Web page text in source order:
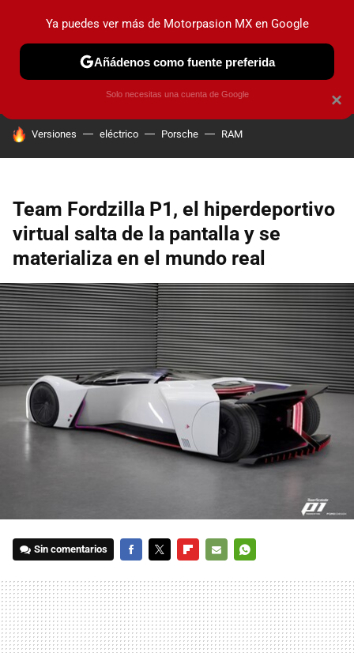
PRUEBAS INDUSTRIA HOY NO CIRCULA
HOY SE HABLA DE
Versiones eléctrico Porsche RAM
Team Fordzilla P1, el hiperdeportivo
virtual salta de la pantalla y se
materializa en el mundo real
Sin comentarios
MAIL
×
Ya puedes ver más de Motorpasion MX en Google
Añádenos como fuente preferida
Solo necesitas una cuenta de Google